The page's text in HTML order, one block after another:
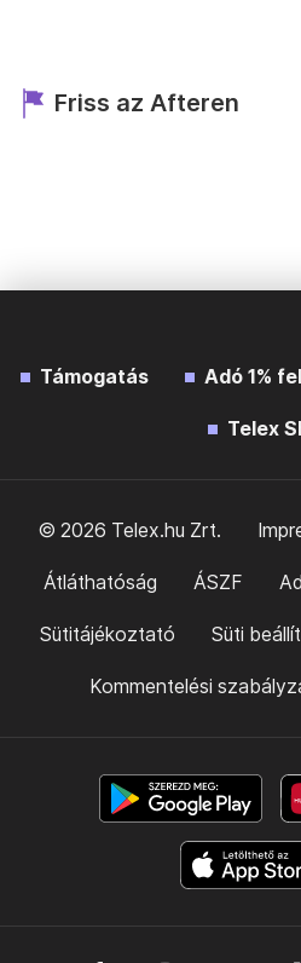
Friss az Afteren
Támogatás Adó 1%
Telex
© 2026 Telex.hu Zrt.
Átláthatóság ÁSZF
Sütitájékoztató Süti
Kommentelési